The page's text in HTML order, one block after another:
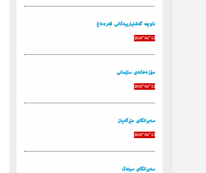
ناوچه‌ گه‌شتیاريیه‌كانی قه‌ره‌داغ
2018-04-12
مۆزه‌خانه‌ی سلێمانی
2018-04-12
سه‌یرانگای مێرگه‌پان
2018-04-12
سه‌یرانگای سیته‌ك